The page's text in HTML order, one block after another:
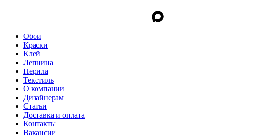
Обои
Краски
Клей
Лепнина
Перила
Текстиль
О компании
Дизайнерам
Статьи
Доставка и оплата
Контакты
Вакансии